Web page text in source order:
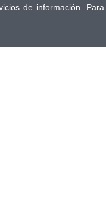
de información. Para